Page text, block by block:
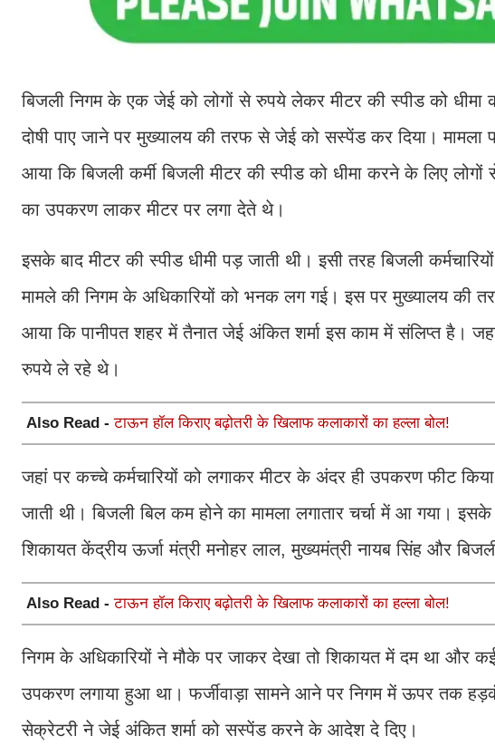
बिजली निगम के एक जेई को लोगों से रुपये लेकर मीटर की स्पीड को
दोषी पाए जाने पर मुख्यालय की तरफ से जेई को सस्पेंड कर दिया। मामला
आया कि बिजली कर्मी बिजली मीटर की स्पीड को धीमा करने के लिए
का उपकरण लाकर मीटर पर लगा देते थे।
इसके बाद मीटर की स्पीड धीमी पड़ जाती थी। इसी तरह बिजली
मामले की निगम के अधिकारियों को भनक लग गई। इस पर मुख्यालय
आया कि पानीपत शहर में तैनात जेई अंकित शर्मा इस काम में संलिप्त है।
रुपये ले रहे थे।
Also Read -टाऊन हॉल किराए बढ़ोतरी के खिलाफ कलाकारों का हल्ला बोल!
जहां पर कच्चे कर्मचारियों को लगाकर मीटर के अंदर ही उपकरण फीट किया
जाती थी। बिजली बिल कम होने का मामला लगातार चर्चा में आ गया।
शिकायत केंद्रीय ऊर्जा मंत्री मनोहर लाल, मुख्यमंत्री नायब सिंह और
Also Read -टाऊन हॉल किराए बढ़ोतरी के खिलाफ कलाकारों का हल्ला बोल!
निगम के अधिकारियों ने मौके पर जाकर देखा तो शिकायत में दम था और
उपकरण लगाया हुआ था। फर्जीवाड़ा सामने आने पर निगम में ऊपर तक
सेक्रेटरी ने जेई अंकित शर्मा को सस्पेंड करने के आदेश दे दिए।